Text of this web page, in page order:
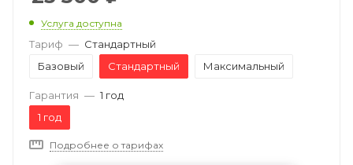
Услуга доступна
Тариф — Стандартный
Базовый
Стандартный Максимальный
Гарантия — 1 год
1 год
Подробнее о тарифах